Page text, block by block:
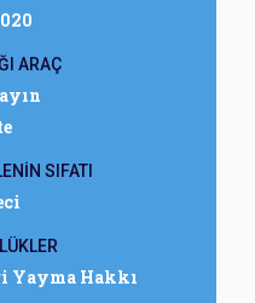
ARAÇ
SIFATI
Yayma Hakkı